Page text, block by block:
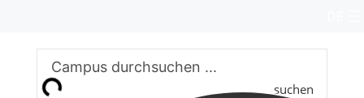
springen
suchen